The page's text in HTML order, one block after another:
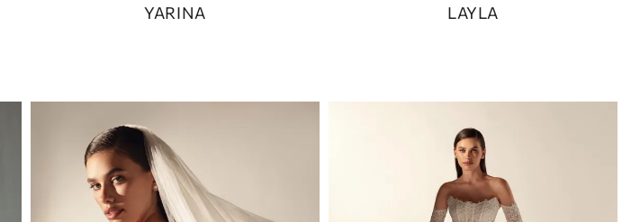
YARINA LAYLA